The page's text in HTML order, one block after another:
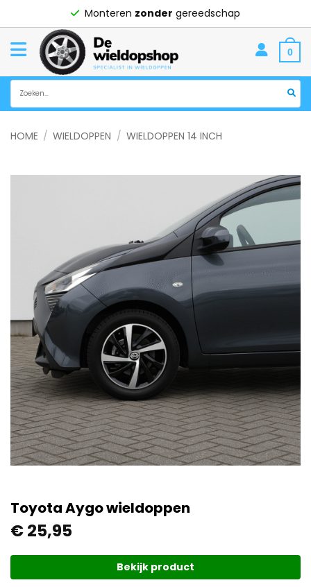
Monteren zonder gereedschap
0
Zoeken
HOME / WIELDOPPEN / WIELDOPPEN 14 INCH
Toyota Aygo wieldoppen
€25,95
Bekijk product